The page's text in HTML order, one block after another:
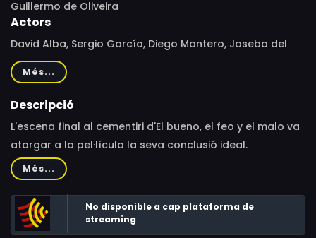
Guillermo de Oliveira
Actors
David Alba, Sergio García, Diego Montero, Joseba del
Valle, Christopher Frayling, Peter J. Hanley, Eugenio
Alabiso, Sergio Salvati, James Hetfield, Joe Dante, Álex
de la Iglesia, Ennio Morricone, Clint Eastwood, Stephen
Jean-Pierre Lanoue, Anne-Marie Lanoue, José Luis Martín,
Carlo Leva, Giuditta Simi, Sergio Leone, Willa Ross, Devan
Scott, Daniel Jeffery
Més...
Descripció
L'escena final al cementiri d'El bueno, el feo y el malo va
atorgar a la pel·lícula la seva conclusió ideal.
Més...
No disponible a cap plataforma de
streaming